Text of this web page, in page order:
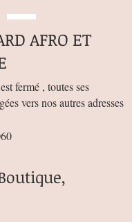
AFRO ET
fermé , toutes ses
vers nos autres adresses